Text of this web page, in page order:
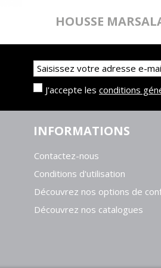
HOUSSE
J'accepte les conditions
INFORMATIONS
Contactez-nous
Conditions d'utilisation
Découvrez nos options de
Découvrez nos catalogues